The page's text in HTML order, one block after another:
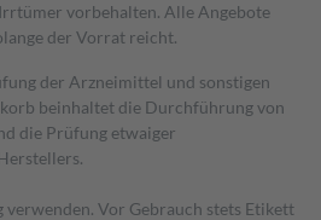
vorbehalten. Alle Angebote
der Vorrat reicht.
der Arzneimittel und sonstigen
beinhaltet die Durchführung von
die Prüfung etwaiger
verwenden. Vor Gebrauch stets Etikett